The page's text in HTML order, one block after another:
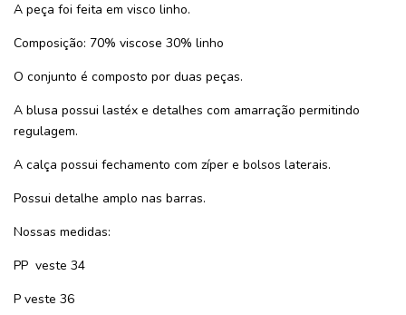
A peça foi feita em visco linho.
Composição: 70% viscose 30% linho
O conjunto é composto por duas peças.
A blusa possui lastéx e detalhes com amarração permitindo
regulagem.
A calça possui fechamento com zíper e bolsos laterais.
Possui detalhe amplo nas barras.
Nossas medidas:
PP veste 34
P veste 36